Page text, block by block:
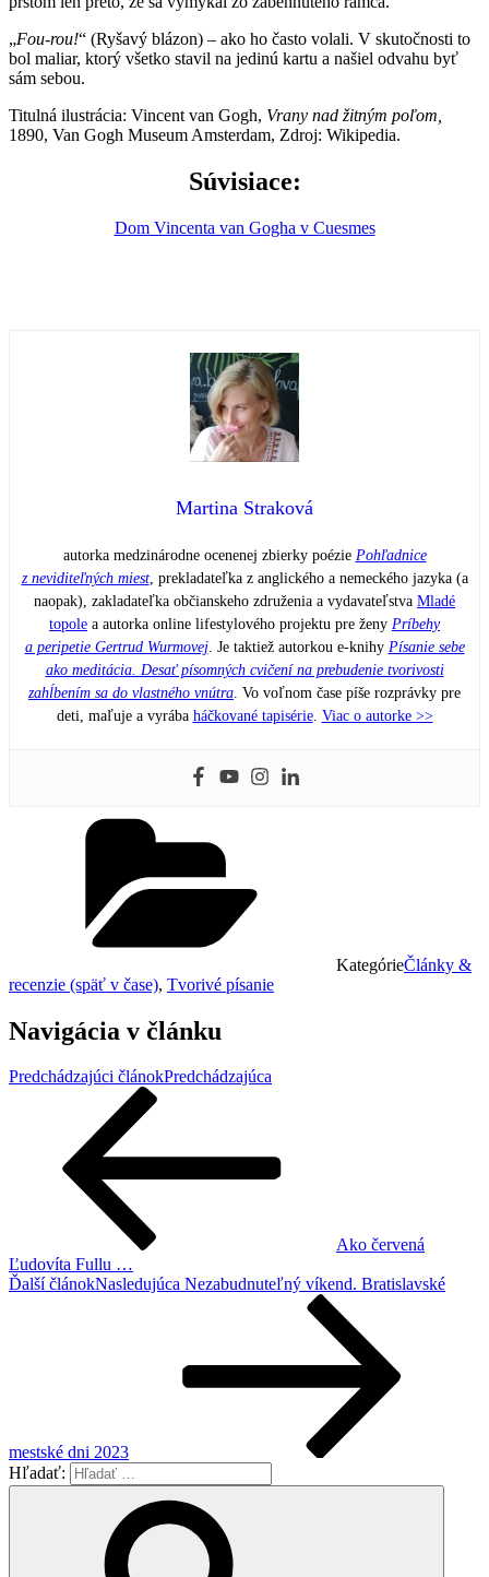
„Fou-rou!“ (Ryšavý blázon) – ako ho často volali. V skutočnosti to
bol maliar, ktorý všetko stavil na jedinú kartu a našiel odvahu byť
sám sebou.
Titulná ilustrácia: Vincent van Gogh, Vrany nad žitným poľom,
1890, Van Gogh Museum Amsterdam, Zdroj: Wikipedia.
Súvisiace:
Dom Vincenta van Gogha v Cuesmes
Martina Straková
autorka medzinárodne ocenenej zbierky poézie Pohľadnice
z neviditeľných miest, prekladateľka z anglického a nemeckého jazyka (a
naopak), zakladateľka občianskeho združenia a vydavateľstva Mladé
topole a autorka online lifestylového projektu pre ženy Príbehy
a peripetie Gertrud Wurmovej. Je taktiež autorkou e-knihy Písanie sebe
ako meditácia. Desať písomných cvičení na prebudenie tvorivosti
zahĺbením sa do vlastného vnútra . Vo voľnom čase píše rozprávky pre
deti, maľuje a vyrába háčkované tapisérie. Viac o autorke >>
KategórieČlánky &
recenzie (späť v čase), Tvorivé písanie
Navigácia v článku
Predchádzajúci článokPredchádzajúca
Ako červená
Ľudovíta Fullu …
Ďalší článokNasledujúca Nezabudnuteľný víkend. Bratislavské
mestské dni 2023
Hľadať: